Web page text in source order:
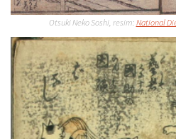
Otsuki Neko Soshi, resim: National